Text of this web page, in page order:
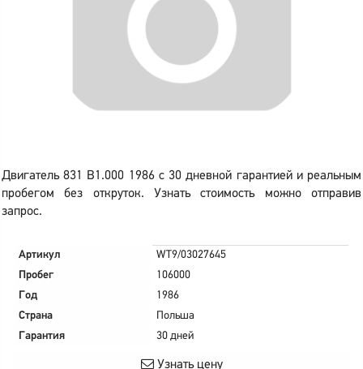
Двигатель 831 B1.000 1986 с 30 дневной гарантией и реальным
пробегом без откруток. Узнать стоимость можно отправив
запрос.
Артикул
WT9/03027645
Пробег
106000
Год
1986
Страна
Польша
Гарантия
30 дней
Узнать цену